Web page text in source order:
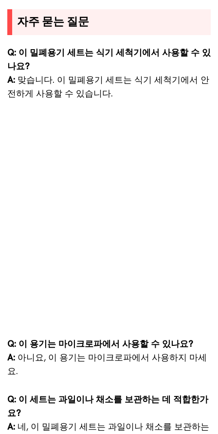
자주 묻는 질문
Q: 이 밀폐용기 세트는 식기 세척기에서 사용할 수 있
나요?
A: 맞습니다. 이 밀폐용기 세트는 식기 세척기에서 안
전하게 사용할 수 있습니다.
Q: 이 용기는 마이크로파에서 사용할 수 있나요?
A: 아니요, 이 용기는 마이크로파에서 사용하지 마세
요.
Q: 이 세트는 과일이나 채소를 보관하는 데 적합한가
요?
A: 네, 이 밀폐용기 세트는 과일이나 채소를 보관하는